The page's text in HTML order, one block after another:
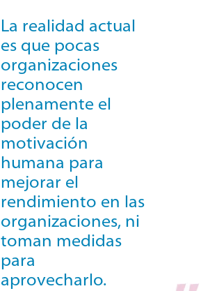
La realidad actual
es que pocas
organizaciones
reconocen
plenamente el
poder de la
motivación
humana para
mejorar el
rendimiento en las
organizaciones, ni
toman medidas
para
aprovecharlo.